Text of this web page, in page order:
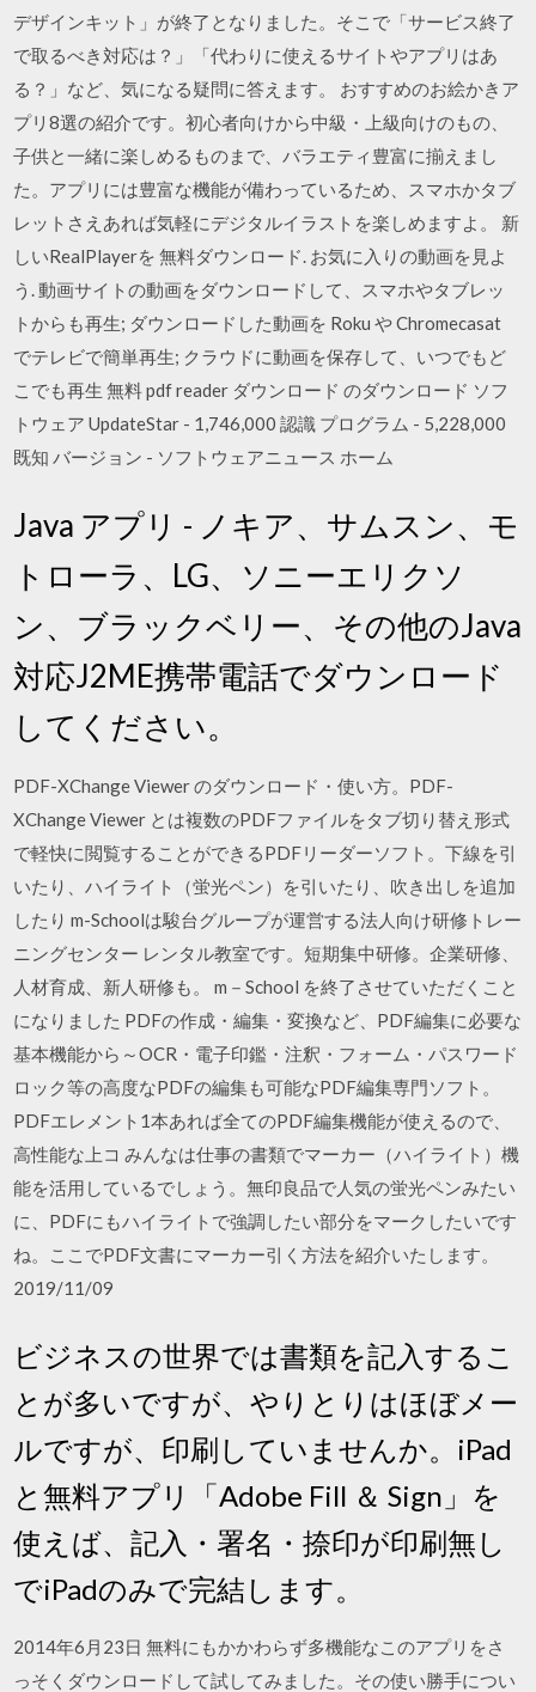
デザインキット」が終了となりました。そこで「サービス終了
で取るべき対応は？」「代わりに使えるサイトやアプリはあ
る？」など、気になる疑問に答えます。 おすすめのお絵かきア
プリ8選の紹介です。初心者向けから中級・上級向けのもの、
子供と一緒に楽しめるものまで、バラエティ豊富に揃えまし
た。アプリには豊富な機能が備わっているため、スマホかタブ
レットさえあれば気軽にデジタルイラストを楽しめますよ。 新
しいRealPlayerを 無料ダウンロード. お気に入りの動画を見よ
う. 動画サイトの動画をダウンロードして、スマホやタブレッ
トからも再生; ダウンロードした動画を Roku や Chromecasat
でテレビで簡単再生; クラウドに動画を保存して、いつでもど
こでも再生 無料 pdf reader ダウンロード のダウンロード ソフ
トウェア UpdateStar - 1,746,000 認識 プログラム - 5,228,000
既知 バージョン - ソフトウェアニュース ホーム
Java アプリ - ノキア、サムスン、モ
トローラ、LG、ソニーエリクソ
ン、ブラックベリー、その他のJava
対応J2ME携帯電話でダウンロード
してください。
PDF-XChange Viewer のダウンロード・使い方。PDF-
XChange Viewer とは複数のPDFファイルをタブ切り替え形式
で軽快に閲覧することができるPDFリーダーソフト。下線を引
いたり、ハイライト（蛍光ペン）を引いたり、吹き出しを追加
したり m-Schoolは駿台グループが運営する法人向け研修トレー
ニングセンター レンタル教室です。短期集中研修。企業研修、
人材育成、新人研修も。 m－School を終了させていただくこと
になりました PDFの作成・編集・変換など、PDF編集に必要な
基本機能から～OCR・電子印鑑・注釈・フォーム・パスワード
ロック等の高度なPDFの編集も可能なPDF編集専門ソフト。
PDFエレメント1本あれば全てのPDF編集機能が使えるので、
高性能な上コ みんなは仕事の書類でマーカー（ハイライト）機
能を活用しているでしょう。無印良品で人気の蛍光ペンみたい
に、PDFにもハイライトで強調したい部分をマークしたいです
ね。ここでPDF文書にマーカー引く方法を紹介いたします。
2019/11/09
ビジネスの世界では書類を記入するこ
とが多いですが、やりとりはほぼメー
ルですが、印刷していませんか。iPad
と無料アプリ「Adobe Fill ＆ Sign」を
使えば、記入・署名・捺印が印刷無し
でiPadのみで完結します。
2014年6月23日 無料にもかかわらず多機能なこのアプリをさ
っそくダウンロードして試してみました。その使い勝手につい